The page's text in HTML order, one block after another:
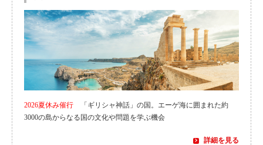
2026夏休み催行 「ギリシャ神話」の国。エーゲ海に囲まれた約
3000の島からなる国の文化や問題を学ぶ機会
詳細を見る